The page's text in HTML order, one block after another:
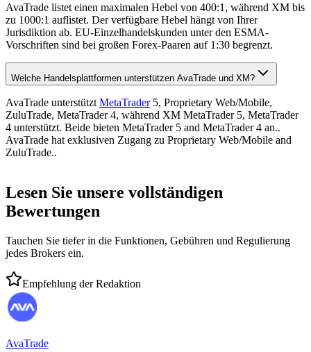
AvaTrade listet einen maximalen Hebel von 400:1, während XM bis
zu 1000:1 auflistet. Der verfügbare Hebel hängt von Ihrer
Jurisdiktion ab. EU-Einzelhandelskunden unter den ESMA-
Vorschriften sind bei großen Forex-Paaren auf 1:30 begrenzt.
Welche Handelsplattformen unterstützen AvaTrade und XM?
AvaTrade unterstützt MetaTrader5, Proprietary Web/Mobile,
ZuluTrade, MetaTrader 4, während XM MetaTrader 5, MetaTrader
4 unterstützt. Beide bieten MetaTrader 5 and MetaTrader 4 an..
AvaTrade hat exklusiven Zugang zu Proprietary Web/Mobile and
ZuluTrade..
Lesen Sie unsere vollständigen
Bewertungen
Tauchen Sie tiefer in die Funktionen, Gebühren und Regulierung
jedes Brokers ein.
Empfehlung der Redaktion
AvaTrade